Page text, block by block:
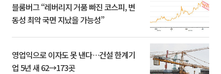
블룸버그 “레버리지 거품 빠진 코스피, 변
동성 최악 국면 지났을 가능성”
영업익으로 이자도 못 낸다…건설 한계기
업 5년 새 62→173곳